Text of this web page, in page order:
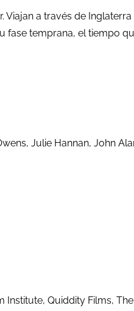
Viajan a través de
temprana, el tiempo
Julie Hannan, John
Institute, Quiddity Films, The